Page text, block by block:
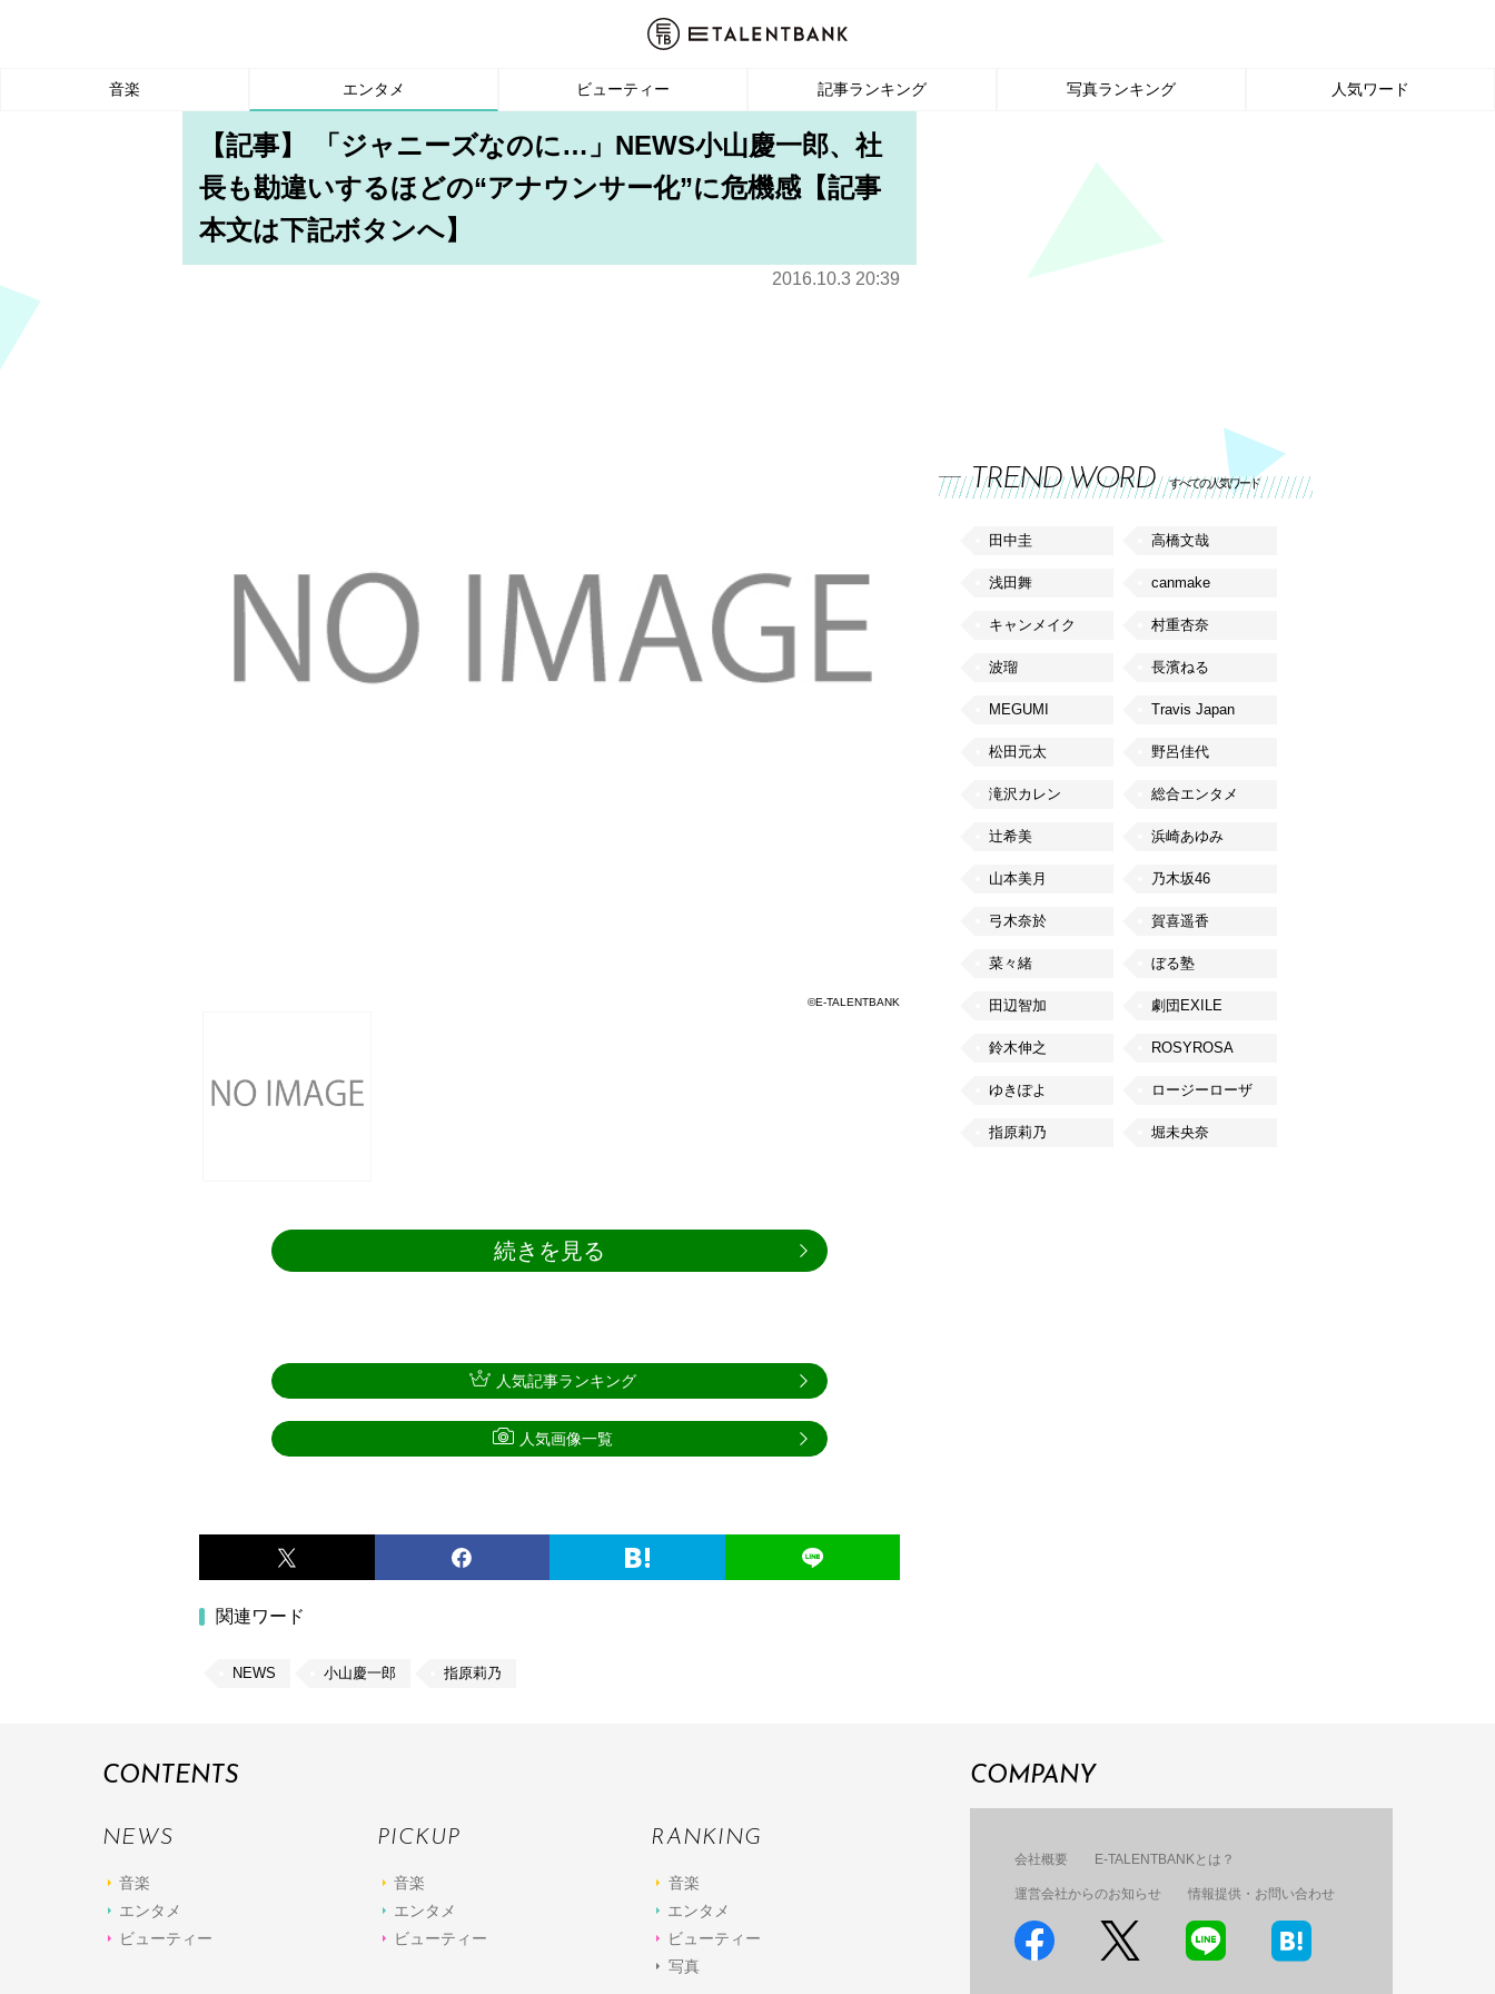
音楽 エンタメ ビューティー 記事ランキング 写真ランキング 人気ワード
【記事】 「ジャニーズなのに…」NEWS小山慶一郎、社
長も勘違いするほどの“アナウンサー化”に危機感【記事
本文は下記ボタンへ】
2016.10.3 20:39
©E-TALENTBANK
続きを見る
関連ワード
NEWS 小山慶一郎 指原莉乃
人気記事ランキング
人気画像一覧
TREND WORD すべての人気ワード
田中圭 高橋文哉
浅田舞 canmake
キャンメイク 村重杏奈
波瑠 長濱ねる
MEGUMI Travis Japan
松田元太 野呂佳代
滝沢カレン 総合エンタメ
辻希美 浜崎あゆみ
山本美月 乃木坂46
弓木奈於 賀喜遥香
菜々緒 ぼる塾
田辺智加 劇団EXILE
鈴木伸之 ROSYROSA
ゆきぽよ ロージーローザ
指原莉乃 堀未央奈
CONTENTS
NEWS
音楽
エンタメ
ビューティー
PICKUP
音楽
エンタメ
ビューティー
RANKING
音楽
エンタメ
ビューティー
写真
COMPANY
会社概要 E-TALENTBANKとは？
運営会社からのお知らせ 情報提供・お問い合わせ